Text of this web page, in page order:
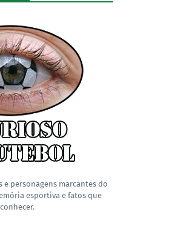
personagens marcantes do
esportiva e fatos que